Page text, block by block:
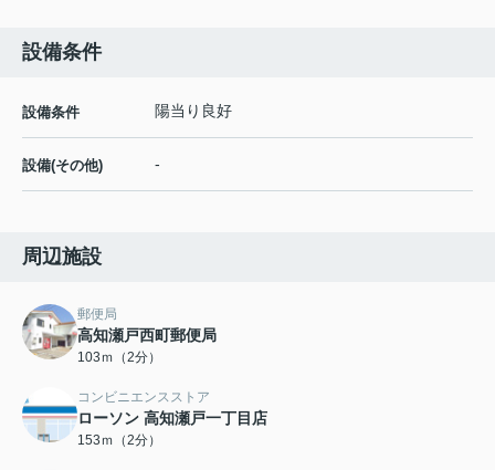
設備条件
設備条件 陽当り良好
設備(その他) -
周辺施設
郵便局
高知瀬戸西町郵便局
103ｍ（2分）
コンビニエンスストア
ローソン 高知瀬戸一丁目店
153ｍ（2分）